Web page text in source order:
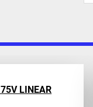
LINEAR